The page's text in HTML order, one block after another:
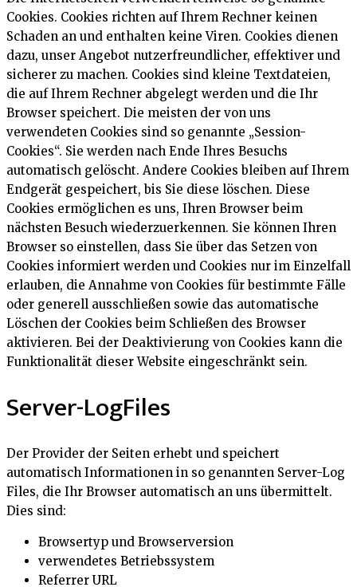
Cookies. Cookies richten auf Ihrem Rechner keinen
Schaden an und enthalten keine Viren. Cookies dienen
dazu, unser Angebot nutzerfreundlicher, effektiver und
sicherer zu machen. Cookies sind kleine Textdateien,
die auf Ihrem Rechner abgelegt werden und die Ihr
Browser speichert. Die meisten der von uns
verwendeten Cookies sind so genannte „Session-
Cookies“. Sie werden nach Ende Ihres Besuchs
automatisch gelöscht. Andere Cookies bleiben auf Ihrem
Endgerät gespeichert, bis Sie diese löschen. Diese
Cookies ermöglichen es uns, Ihren Browser beim
nächsten Besuch wiederzuerkennen. Sie können Ihren
Browser so einstellen, dass Sie über das Setzen von
Cookies informiert werden und Cookies nur im Einzelfall
erlauben, die Annahme von Cookies für bestimmte Fälle
oder generell ausschließen sowie das automatische
Löschen der Cookies beim Schließen des Browser
aktivieren. Bei der Deaktivierung von Cookies kann die
Funktionalität dieser Website eingeschränkt sein.
Server-LogFiles
Der Provider der Seiten erhebt und speichert
automatisch Informationen in so genannten Server-Log
Files, die Ihr Browser automatisch an uns übermittelt.
Dies sind:
Browsertyp und Browserversion
verwendetes Betriebssystem
Referrer URL